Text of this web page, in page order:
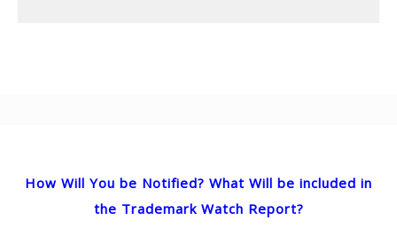
How Will You be Notified? What Will be included in
the Trademark Watch Report?